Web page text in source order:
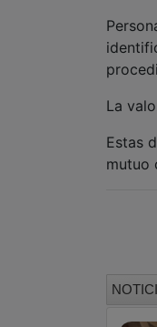
La
Estas
mutuo